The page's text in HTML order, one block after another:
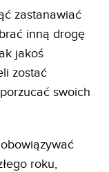
zastanawiać
inną drogę
jakoś
zostać
swoich
roku,